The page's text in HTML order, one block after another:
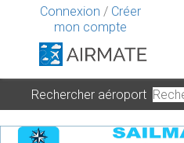
Connexion / Créer
mon compte
Rechercher aéroport